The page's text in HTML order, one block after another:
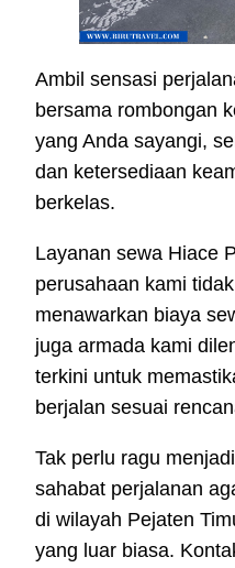
Ambil sensasi
bersama rombongan
yang Anda sayangi,
dan ketersediaan
berkelas.
Layanan sewa Hiace
perusahaan kami
menawarkan biaya
juga armada kami
terkini untuk
berjalan sesuai
Tak perlu ragu
sahabat perjalanan
di wilayah Pejaten
yang luar biasa.